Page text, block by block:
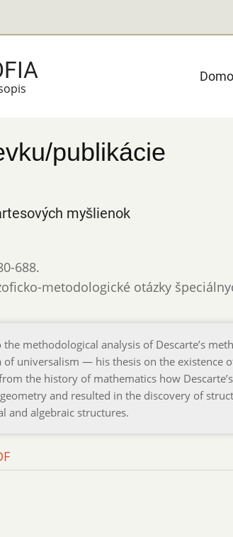
Main
publikácie
myšlienok
688.
metodologické otázky
the methodological analysis of Descarte’s
of universalism — his thesis on the existence
the history of mathematics how
and resulted in the discovery of
and algebraic structures.